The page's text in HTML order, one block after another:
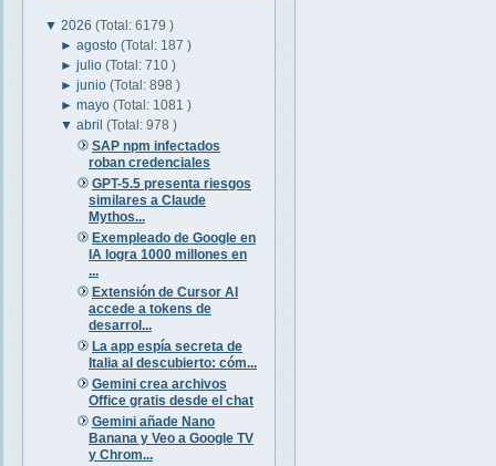
▼ 2026 (Total: 6179 )
►agosto(Total: 187 )
►julio(Total: 710 )
►junio(Total: 898 )
►mayo(Total: 1081 )
▼abril(Total: 978 )
SAP npm infectados
roban credenciales
GPT-5.5 presenta riesgos
similares a Claude
Mythos...
Exempleado de Google en
IA logra 1000 millones en
...
Extensión de Cursor AI
accede a tokens de
desarrol...
La app espía secreta de
Italia al descubierto: cóm...
Gemini crea archivos
Office gratis desde el chat
Gemini añade Nano
Banana y Veo a Google TV
y Chrom...